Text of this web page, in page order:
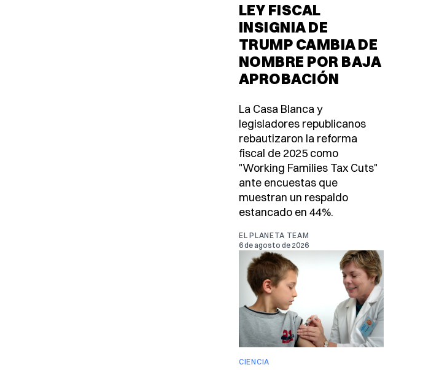
LEY FISCAL
INSIGNIA DE
TRUMP CAMBIA DE
NOMBRE POR BAJA
APROBACIÓN
La Casa Blanca y
legisladores republicanos
rebautizaron la reforma
fiscal de 2025 como
"Working Families Tax Cuts"
ante encuestas que
muestran un respaldo
estancado en 44%.
EL PLANETA TEAM
6 de agosto de 2026
CIENCIA